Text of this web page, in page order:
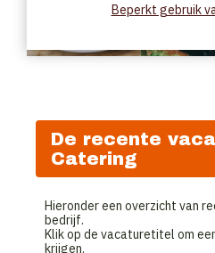
De recente
Catering
Hieronder een overzicht van
bedrijf.
Klik op de vacaturetitel om
krijgen.
Beperkt gebruik